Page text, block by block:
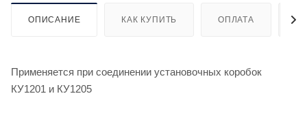
ОПИСАНИЕ КАК КУПИТЬ ОПЛАТА
Применяется при соединении установочных коробок
КУ1201 и КУ1205